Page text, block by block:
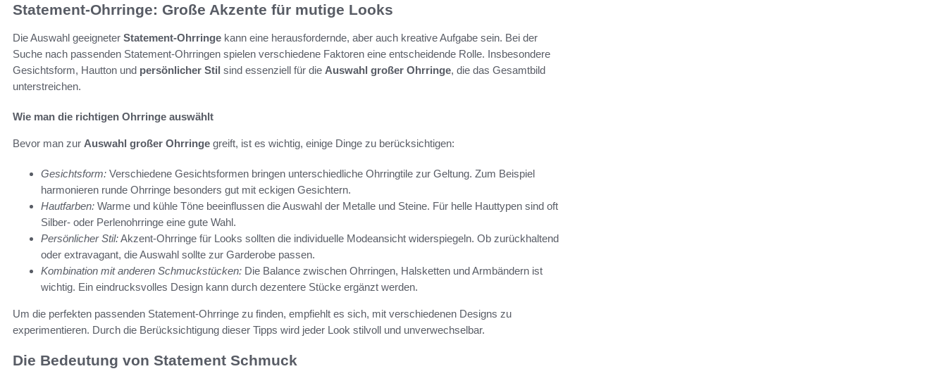
Statement-Ohrringe: Große Akzente für mutige Looks
Die Auswahl geeigneter Statement-Ohrringe kann eine herausfordernde, aber auch kreative Aufgabe sein. Bei der
Suche nach passenden Statement-Ohrringen spielen verschiedene Faktoren eine entscheidende Rolle. Insbesondere
Gesichtsform, Hautton und persönlicher Stil sind essenziell für die Auswahl großer Ohrringe, die das Gesamtbild
unterstreichen.
Wie man die richtigen Ohrringe auswählt
Bevor man zur Auswahl großer Ohrringe greift, ist es wichtig, einige Dinge zu berücksichtigen:
Gesichtsform: Verschiedene Gesichtsformen bringen unterschiedliche Ohrringtile zur Geltung. Zum Beispiel
harmonieren runde Ohrringe besonders gut mit eckigen Gesichtern.
Hautfarben: Warme und kühle Töne beeinflussen die Auswahl der Metalle und Steine. Für helle Hauttypen sind oft
Silber- oder Perlenohrringe eine gute Wahl.
Persönlicher Stil:Akzent-Ohrringe für Looks sollten die individuelle Modeansicht widerspiegeln. Ob zurückhaltend
oder extravagant, die Auswahl sollte zur Garderobe passen.
Kombination mit anderen Schmuckstücken: Die Balance zwischen Ohrringen, Halsketten und Armbändern ist
wichtig. Ein eindrucksvolles Design kann durch dezentere Stücke ergänzt werden.
Um die perfekten passenden Statement-Ohrringe zu finden, empfiehlt es sich, mit verschiedenen Designs zu
experimentieren. Durch die Berücksichtigung dieser Tipps wird jeder Look stilvoll und unverwechselbar.
Die Bedeutung von Statement Schmuck